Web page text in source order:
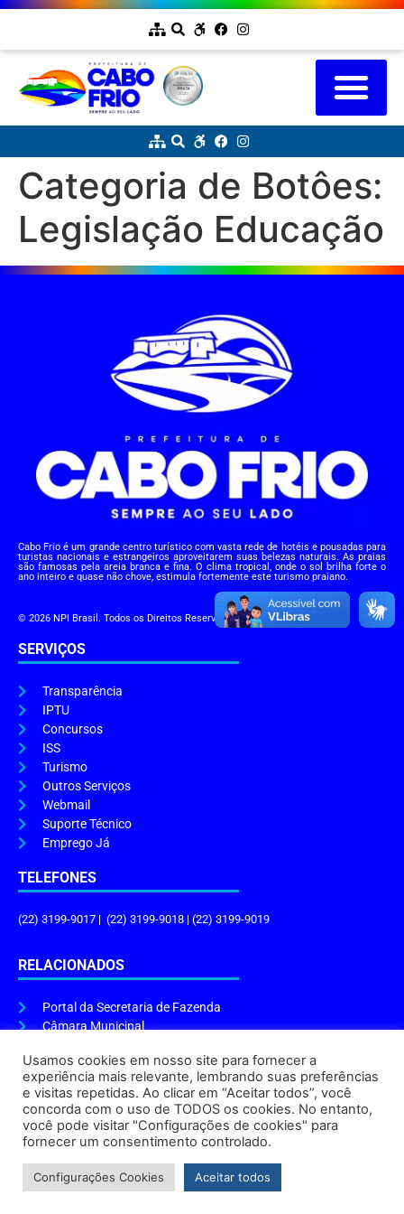
Categoria de Botôes:
Legislação Educação
Cabo Frio é um grande centro turístico com vasta rede de hotéis e pousadas para
turistas nacionais e estrangeiros aproveitarem suas belezas naturais. As praias
são famosas pela areia branca e fina. O clima tropical, onde o sol brilha forte o
ano inteiro e quase não chove, estimula fortemente este turismo praiano.
© 2026 NPI Brasil. Todos os Direitos Reservados.
SERVIÇOS
Transparência
IPTU
Concursos
ISS
Turismo
Outros Serviços
Webmail
Suporte Técnico
Emprego Já
TELEFONES
(22) 3199-9017 | (22) 3199-9018 | (22) 3199-9019
RELACIONADOS
Portal da Secretaria de Fazenda
Câmara Municipal
ENDEREÇO E HORÁRIO
Endereço:Praça Tiradentes, s/n – Centro, Cabo Frio – RJ, 28906-290
Atendimento do Protocolo Geral da Prefeitura:9h às 16h
Horário de Funcionamento:8h às 17h
Usamos cookies em nosso site para fornecer a
experiência mais relevante, lembrando suas preferências
e visitas repetidas. Ao clicar em “Aceitar todos”, você
concorda com o uso de TODOS os cookies. No entanto,
você pode visitar "Configurações de cookies" para
fornecer um consentimento controlado.
Configurações Cookies Aceitar todos